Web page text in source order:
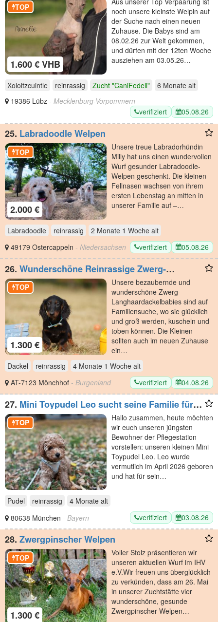
1.600 € VHB
TOP
noch unsere kleinste Welpin auf
der Suche nach einen neuen
Zuhause. Die Babys sind am
08.02.26 zur Welt gekommen,
und dürfen mit der 12ten Woche
ausziehen am 03.05.26…
Xoloitzcuintle reinrassig Zucht "CaniFedeli" 6 Monate alt
19386 Lübz - Mecklenburg-Vorpommern
verifiziert
05.08.26
25. Labradoodle Welpen
2.000 €
TOP
Unsere treue Labradorhündin
Milly hat uns einen wundervollen
Wurf gesunder Labradoodle-
Welpen geschenkt. Die kleinen
Fellnasen wachsen von ihrem
ersten Lebenstag an mitten in
unserer Familie auf –…
Labradoodle reinrassig 2 Monate 1 Woche alt
49179 Ostercappeln - Niedersachsen verifiziert 05.08.26
26. Wunderschöne Reinrassige Zwerg-
Langhaardackel Welpen auf Familiensuche
1.300 €
TOP
Unsere bezaubernde und
wunderschöne Zwerg-
Langhaardackelbabies sind auf
Familiensuche, wo sie glücklich
und groß werden, kuscheln und
toben können. Die Kleinen
sollten auch im neuen Zuhause
ein…
Dackel
reinrassig 4 Monate 1 Woche alt
AT-7123 Mönchhof - Burgenland verifiziert 04.08.26
27. Mini Toypudel Leo sucht seine Familie fürs
Leben
TOP
Hallo zusammen, heute möchten
wir euch unseren jüngsten
Bewohner der Pflegestation
vorstellen: unseren kleinen Mini
Toypudel Leo. Leo wurde
vermutlich im April 2026 geboren
und hat für sein…
Pudel reinrassig 4 Monate alt
80638 München - Bayern verifiziert 03.08.26
28. Zwergpinscher Welpen
1.300 €
TOP
​Voller Stolz präsentieren wir
unseren aktuellen Wurf im IHV
e.V. ​Wir freuen uns überglücklich
zu verkünden, dass am 26. Mai
in unserer Zuchtstätte vier
wunderschöne, gesunde
Zwergpinscher-Welpen…